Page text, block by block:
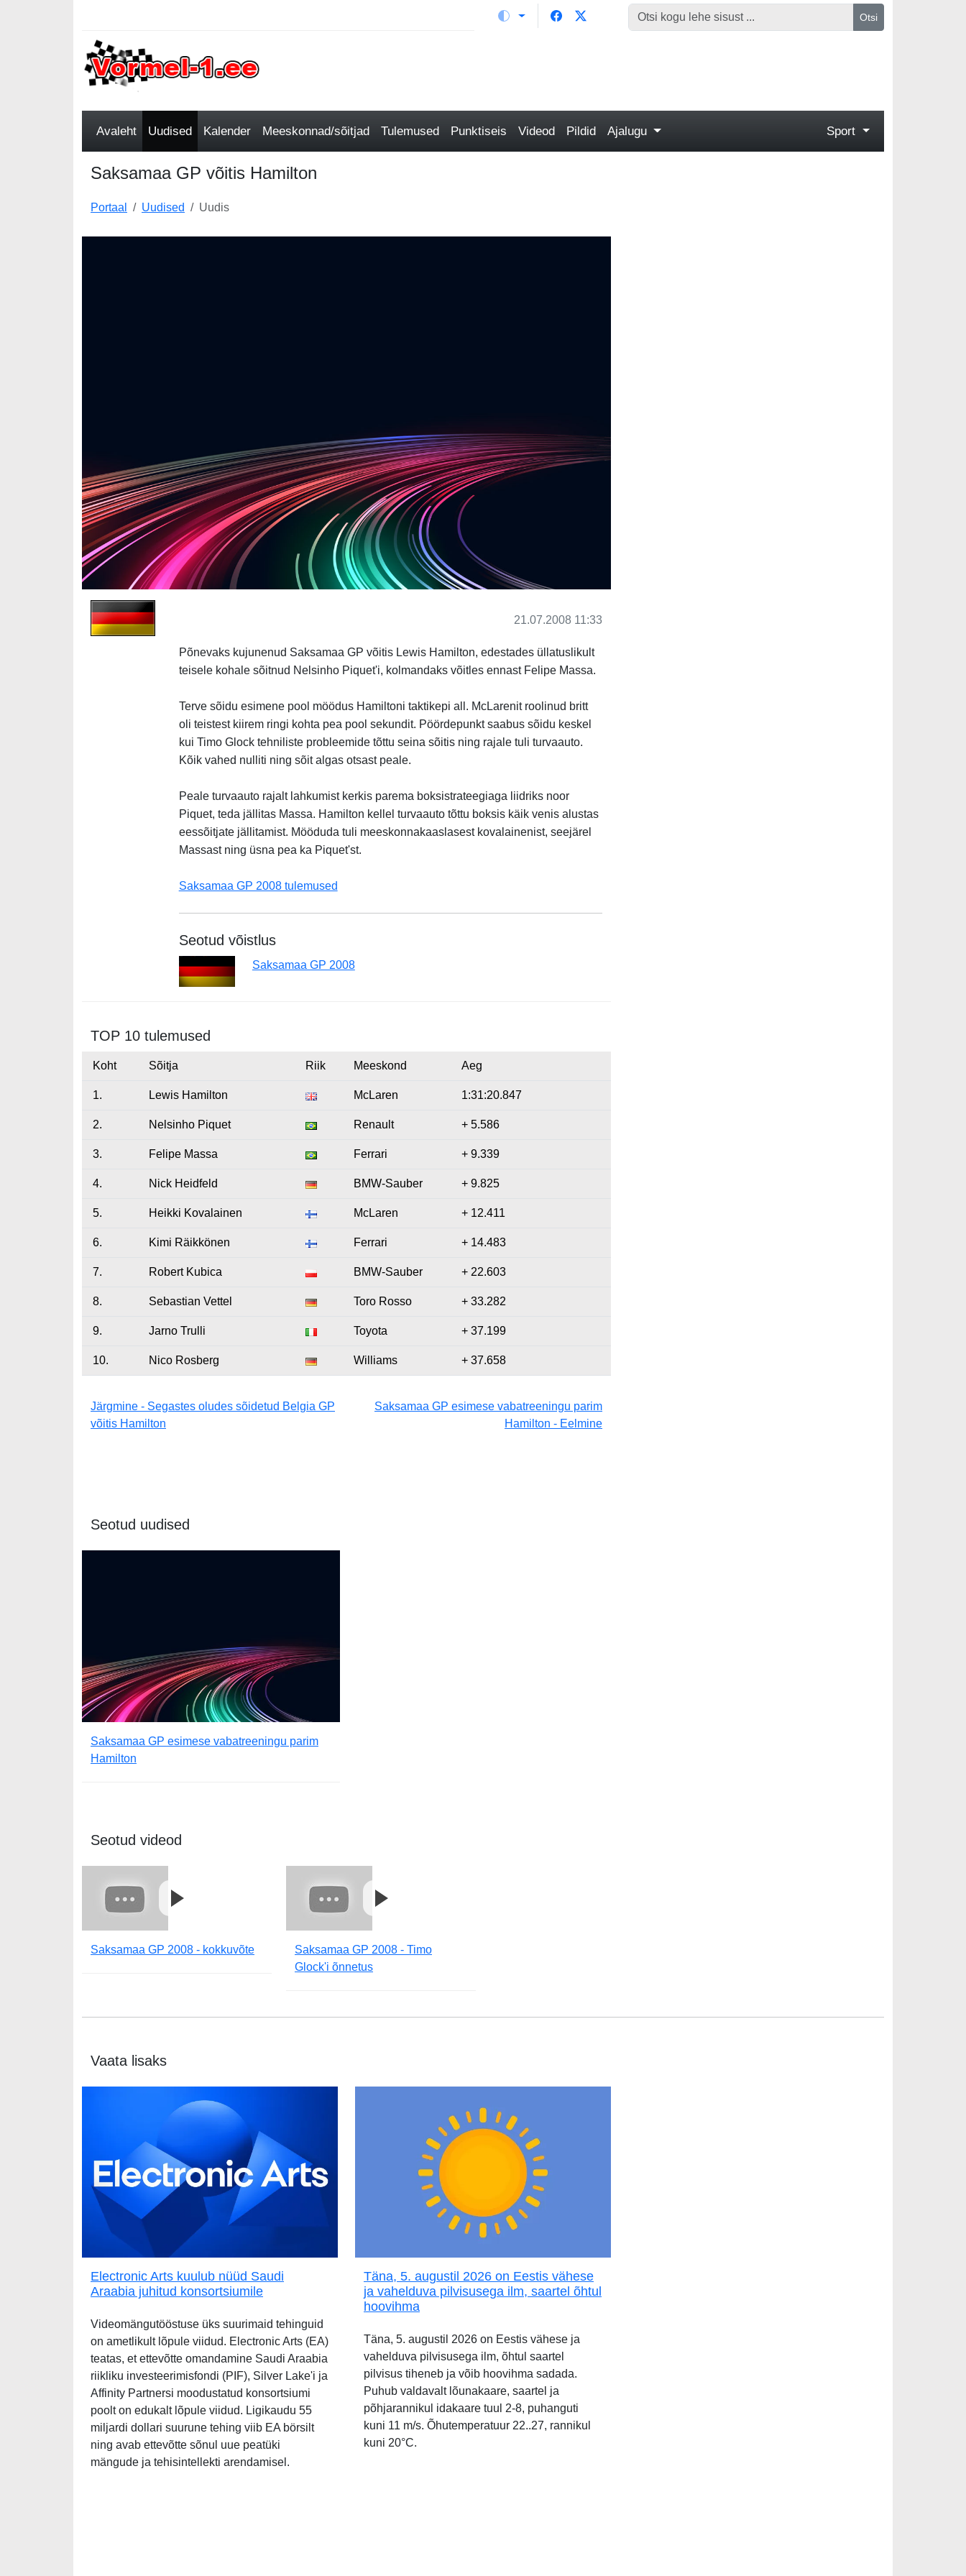
Otsi
Avaleht Uudised Kalender Meeskonnad/sõitjad Tulemused Punktiseis Videod Pildid Ajalugu Sport
Saksamaa GP võitis Hamilton
Portaal Uudised Uudis
21.07.2008 11:33
Põnevaks kujunenud Saksamaa GP võitis Lewis Hamilton, edestades üllatuslikult
teisele kohale sõitnud Nelsinho Piquet'i, kolmandaks võitles ennast Felipe Massa.
Terve sõidu esimene pool möödus Hamiltoni taktikepi all. McLarenit roolinud britt
oli teistest kiirem ringi kohta pea pool sekundit. Pöördepunkt saabus sõidu keskel
kui Timo Glock tehniliste probleemide tõttu seina sõitis ning rajale tuli turvaauto.
Kõik vahed nulliti ning sõit algas otsast peale.
Peale turvaauto rajalt lahkumist kerkis parema boksistrateegiaga liidriks noor
Piquet, teda jällitas Massa. Hamilton kellel turvaauto tõttu boksis käik venis alustas
eessõitjate jällitamist. Mööduda tuli meeskonnakaaslasest kovalainenist, seejärel
Massast ning üsna pea ka Piquet'st.
Saksamaa GP 2008 tulemused
Seotud võistlus
Saksamaa GP 2008
TOP 10 tulemused
Koht Sõitja Riik Meeskond Aeg
1. Lewis Hamilton McLaren 1:31:20.847
2. Nelsinho Piquet Renault + 5.586
3. Felipe Massa Ferrari + 9.339
4. Nick Heidfeld BMW-Sauber + 9.825
5. Heikki Kovalainen McLaren + 12.411
6. Kimi Räikkönen Ferrari + 14.483
7. Robert Kubica BMW-Sauber + 22.603
8. Sebastian Vettel Toro Rosso + 33.282
9. Jarno Trulli Toyota + 37.199
10. Nico Rosberg Williams + 37.658
Järgmine - Segastes oludes sõidetud Belgia GP
võitis Hamilton
Saksamaa GP esimese vabatreeningu parim
Hamilton - Eelmine
Seotud uudised
Saksamaa GP esimese vabatreeningu parim
Hamilton
Seotud videod
Saksamaa GP 2008 - kokkuvõte
Saksamaa GP 2008 - Timo
Glock'i õnnetus
Vaata lisaks
Electronic Arts kuulub nüüd Saudi
Araabia juhitud konsortsiumile
Videomängutööstuse üks suurimaid tehinguid
on ametlikult lõpule viidud. Electronic Arts (EA)
teatas, et ettevõtte omandamine Saudi Araabia
riikliku investeerimisfondi (PIF), Silver Lake'i ja
Affinity Partnersi moodustatud konsortsiumi
poolt on edukalt lõpule viidud. Ligikaudu 55
miljardi dollari suurune tehing viib EA börsilt
ning avab ettevõtte sõnul uue peatüki
mängude ja tehisintellekti arendamisel.
Täna, 5. augustil 2026 on Eestis vähese
ja vahelduva pilvisusega ilm, saartel õhtul
hoovihma
Täna, 5. augustil 2026 on Eestis vähese ja
vahelduva pilvisusega ilm, õhtul saartel
pilvisus tiheneb ja võib hoovihma sadada.
Puhub valdavalt lõunakaare, saartel ja
põhjarannikul idakaare tuul 2-8, puhanguti
kuni 11 m/s. Õhutemperatuur 22..27, rannikul
kuni 20°C.